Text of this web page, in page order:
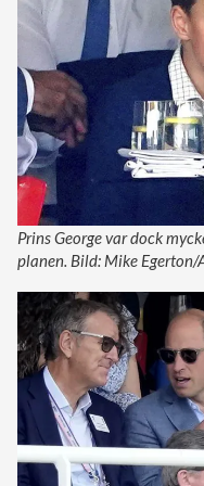
Prins George var dock
planen. Bild: Mike Egerton/